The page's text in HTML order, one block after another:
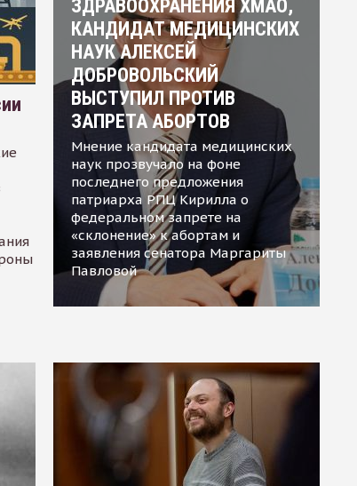
ЗДРАВООХРАНЕНИЯ ХМАО,
КАНДИДАТ МЕДИЦИНСКИХ
НАУК АЛЕКСЕЙ
ДОБРОВОЛЬСКИЙ
ВЫСТУПИЛ ПРОТИВ
ЗАПРЕТА АБОРТОВ
Мнение кандидата медицинских
наук прозвучало на фоне
последнего предложения
патриарха РПЦ Кирилла о
федеральном запрете на
«склонение» к абортам и
заявления сенатора Маргариты
Павловой